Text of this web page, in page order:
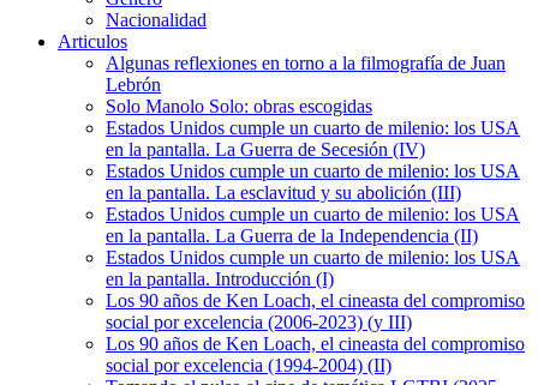
Nacionalidad
Articulos
Algunas reflexiones en torno a la filmografía de Juan
Lebrón
Solo Manolo Solo: obras escogidas
Estados Unidos cumple un cuarto de milenio: los USA
en la pantalla. La Guerra de Secesión (IV)
Estados Unidos cumple un cuarto de milenio: los USA
en la pantalla. La esclavitud y su abolición (III)
Estados Unidos cumple un cuarto de milenio: los USA
en la pantalla. La Guerra de la Independencia (II)
Estados Unidos cumple un cuarto de milenio: los USA
en la pantalla. Introducción (I)
Los 90 años de Ken Loach, el cineasta del compromiso
social por excelencia (2006-2023) (y III)
Los 90 años de Ken Loach, el cineasta del compromiso
social por excelencia (1994-2004) (II)